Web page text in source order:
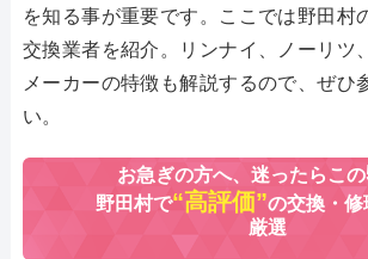
を知る事が重要です。ここでは野田村
交換業者を紹介。リンナイ、ノーリツ
メーカーの特徴も解説するので、ぜひ
い。
お急ぎの方へ、迷ったらこの
野田村で“高評価”の交換・修
厳選